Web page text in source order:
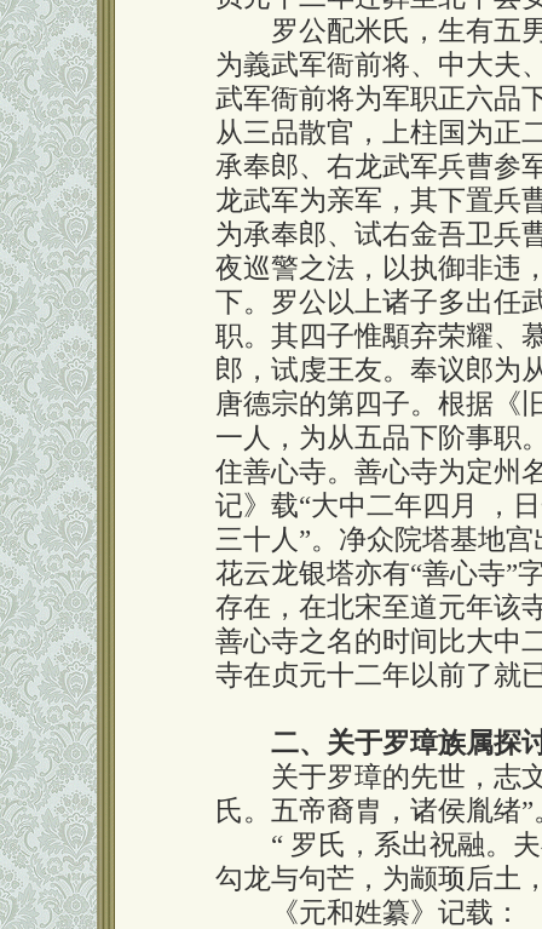
罗公配米氏，生有五男
为義武军衙前将、中大夫
武军衙前将为军职正六品
从三品散官，上柱国为正
承奉郎、右龙武军兵曹参
龙武军为亲军，其下置兵
为承奉郎、试右金吾卫兵
夜巡警之法，以执御非违
下。罗公以上诸子多出任
职。其四子惟顒弃荣耀、
郎，试虔王友。奉议郎为
唐德宗的第四子。根据《
一人，为从五品下阶事职
住善心寺。善心寺为定州
记》载“大中二年四月 ，
三十人”。净众院塔基地
花云龙银塔亦有“善心寺”
存在，在北宋至道元年该
善心寺之名的时间比大中
寺在贞元十二年以前了就
二、关于罗璋族属探
关于罗璋的先世，志文
氏。五帝裔胄，诸侯胤绪
“ 罗氏，系出祝融。夫
勾龙与句芒，为颛顼后土
《元和姓纂》记载：